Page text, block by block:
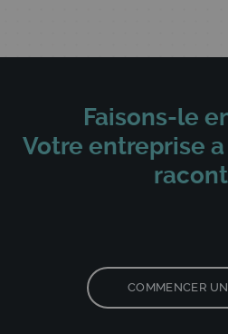
Faisons-le
Votre entreprise
COMMENCER